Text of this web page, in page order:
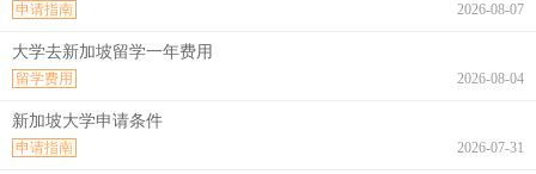
2026-08-07
申请指南
大学去新加坡留学一年费用
2026-08-04
留学费用
新加坡大学申请条件
2026-07-31
申请指南